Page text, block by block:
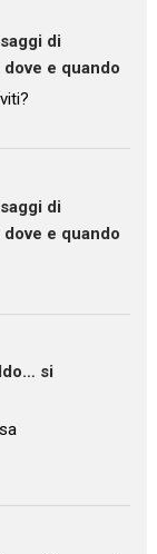
di
e quando
di
e quando
si